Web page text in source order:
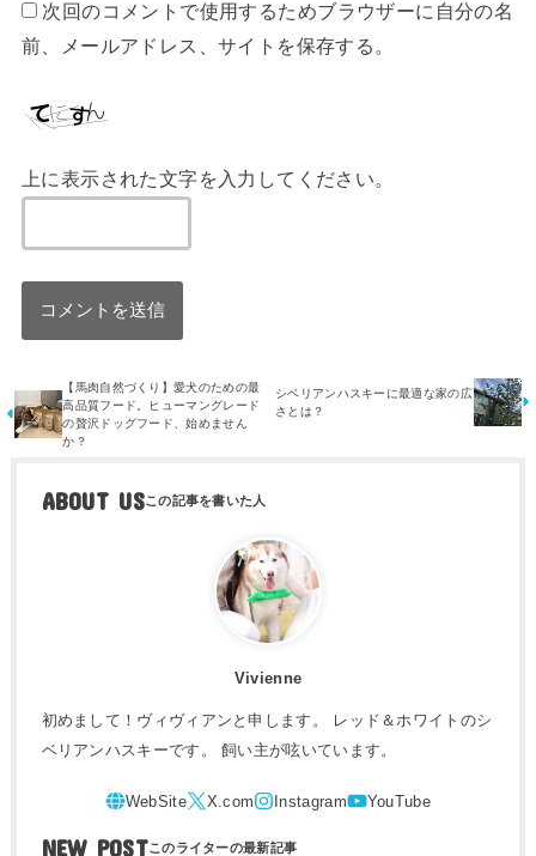
次回のコメントで使用するためブラウザーに自分の名
前、メールアドレス、サイトを保存する。
上に表示された文字を入力してください。
【馬肉自然づくり】愛犬のための最
高品質フード。ヒューマングレード
の贅沢ドッグフード、始めません
か？
シベリアンハスキーに最適な家の広
さとは？
ABOUT US
Vivienne
初めまして！ヴィヴィアンと申します。 レッド＆ホワイトのシ
ベリアンハスキーです。 飼い主が呟いています。
NEW POST